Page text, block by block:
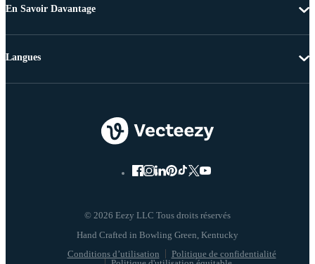
En Savoir Davantage
© 2026 Eezy LLC Tous droits réservés
Conditions d’utilisation
Politique de confidentialité
Langues